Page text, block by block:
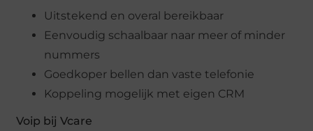
Uitstekend en overal bereikbaar
Eenvoudig schaalbaar naar meer of minder
nummers
Goedkoper bellen dan vaste telefonie
Koppeling mogelijk met eigen CRM
Voip bij Vcare